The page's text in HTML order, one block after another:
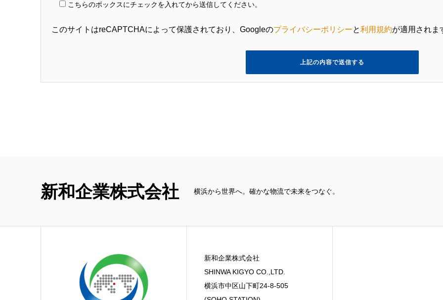
こちらのボックスにチェックを入れてから送信してください。
このサイトはreCAPTCHAによって保護されており、Googleのプライバシーポリシーと利用規約が適用されま
新和企業株式会社 横浜から世界へ。確かな物流で未来をつなぐ。
新和企業株式会社
SHINWA KIGYO CO.,LTD.
横浜市中区山下町24-8-505